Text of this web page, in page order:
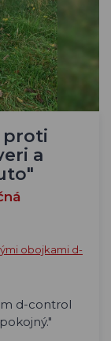
proti
a
obojkami d-
d-control